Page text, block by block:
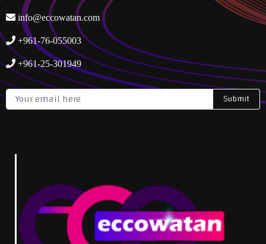
info@eccowatan.com
+961-76-055003
+961-25-301949
Submit